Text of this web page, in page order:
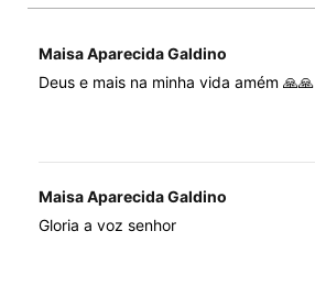
Maisa Aparecida Galdino
Deus e mais na minha vida amém 🙏🙏
Maisa Aparecida Galdino
Gloria a voz senhor